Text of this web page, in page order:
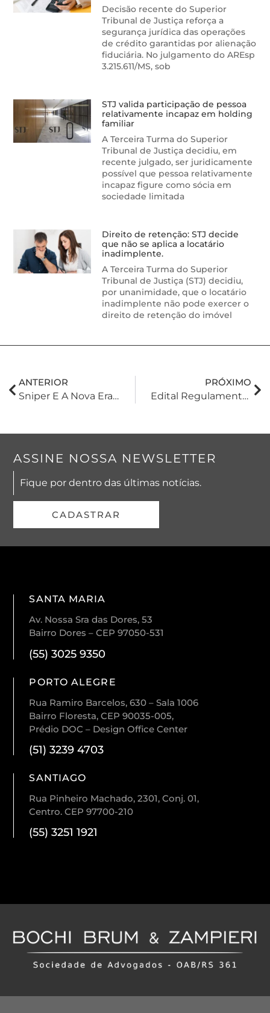
Decisão recente do Superior
Tribunal de Justiça reforça a
segurança jurídica das operações
de crédito garantidas por alienação
fiduciária. No julgamento do AREsp
3.215.611/MS, sob
STJ valida participação de pessoa
relativamente incapaz em holding
familiar
A Terceira Turma do Superior
Tribunal de Justiça decidiu, em
recente julgado, ser juridicamente
possível que pessoa relativamente
incapaz figure como sócia em
sociedade limitada
Direito de retenção: STJ decide
que não se aplica a locatário
inadimplente.
A Terceira Turma do Superior
Tribunal de Justiça (STJ) decidiu,
por unanimidade, que o locatário
inadimplente não pode exercer o
direito de retenção do imóvel
ANTERIOR
Sniper E A Nova Era Da Execução Civil
PRÓXIMO
Edital Regulamenta Adesão Ao Programa Acordo Gaúcho Para Inclusão De Débitos De ICMS
ASSINE NOSSA NEWSLETTER
Fique por dentro das últimas notícias.
CADASTRAR
SANTA MARIA
Av. Nossa Sra das Dores, 53
Bairro Dores – CEP 97050-531
(55) 3025 9350
PORTO ALEGRE
Rua Ramiro Barcelos, 630 – Sala 1006
Bairro Floresta, CEP 90035-005,
Prédio DOC – Design Office Center
(51) 3239 4703
SANTIAGO
Rua Pinheiro Machado, 2301, Conj. 01,
Centro. CEP 97700-210
(55) 3251 1921